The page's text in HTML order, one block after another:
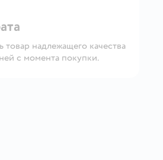
надлежащего качества
с момента покупки.